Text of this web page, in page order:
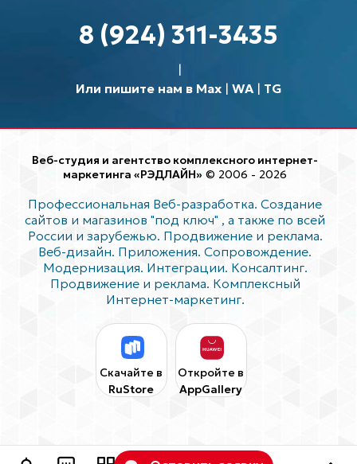
8 (924) 311-3435
Или пишите нам в Max| WA| TG
Веб-студия и агентство комплексного интернет-
маркетинга «РЭДЛАЙН» © 2006 - 2026
Профессиональная Веб-разработка. Создание
сайтов и магазинов "под ключ" , а также по всей
России и зарубежью. Продвижение и реклама.
Веб-дизайн. Приложения. Сопровождение.
Модернизация. Интеграции. Консалтинг.
Продвижение и реклама. Комплексный
Интернет-маркетинг.
Скачайте в
RuStore
Откройте в
AppGallery